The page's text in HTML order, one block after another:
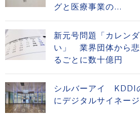
グと医療事業の...
新元号問題「カレン
い」 業界団体から
るごとに数十億円
シルバーアイ KDDI
にデジタルサイネー